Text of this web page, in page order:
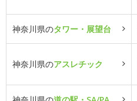
神奈川県のタワー・展望台
神奈川県のアスレチック